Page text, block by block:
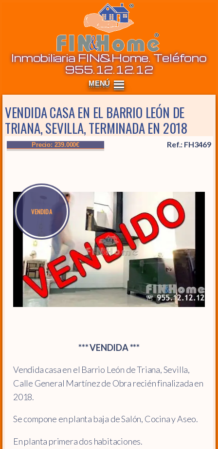
Inmobiliaria FIN&Home. Teléfono
955.12.12.12
VENDIDA CASA EN EL BARRIO LEÓN DE
TRIANA, SEVILLA, TERMINADA EN 2018
Precio: 239.000€ Ref.: FH3469
VENDIDA
*** VENDIDA ***
Vendida casa en el Barrio León de Triana, Sevilla,
Calle General Martínez de Obra recién finalizada en
2018.
Se compone en planta baja de Salón, Cocina y Aseo.
En planta primera dos habitaciones.